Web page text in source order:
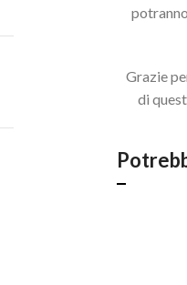
Grazie
di
Acquista il